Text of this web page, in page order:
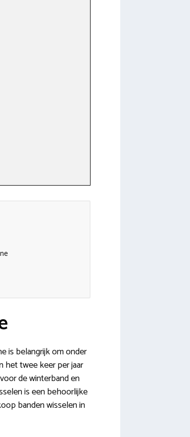
is belangrijk om onder
het twee keer per jaar
de winterband en
is een behoorlijke
banden wisselen in